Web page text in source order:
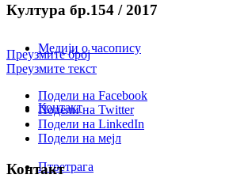
Медији о часопису
Контакт
Птретрага
Култура бр.154 / 2017
Преузмите број
Преузмите текст
Подели на Facebook
Подели на Twitter
Подели на LinkedIn
Подели на мејл
Контакт